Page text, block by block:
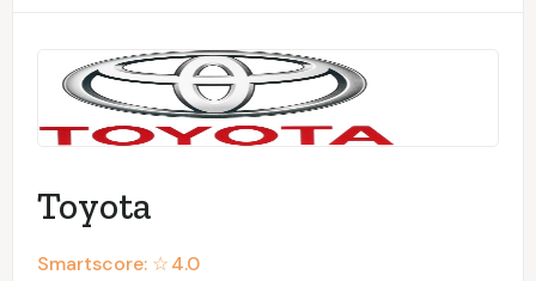
Toyota
Smartscore: ☆4.0